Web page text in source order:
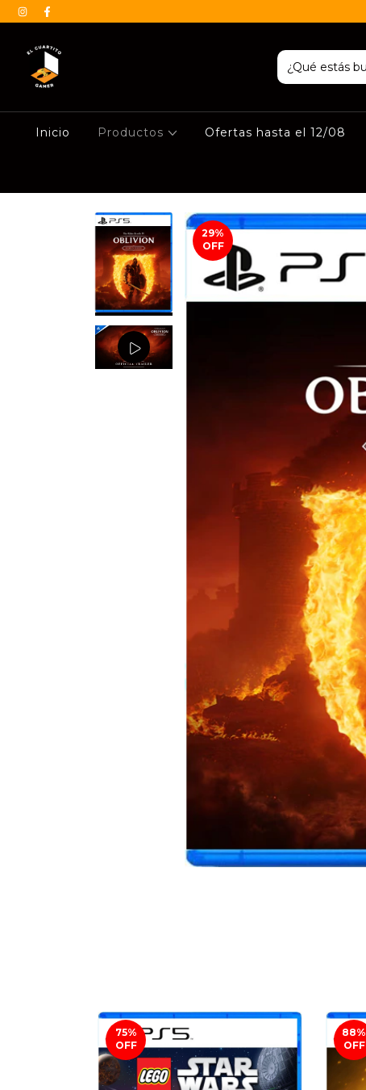
Inicio Productos Ofertas hasta el 12/08
29%
OFF
75%
OFF
88%
OFF